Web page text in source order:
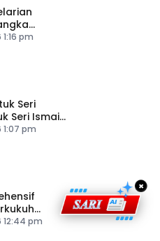
keempat
pm
Seri
Seri Ismail
1:07 pm
12:44 pm
×